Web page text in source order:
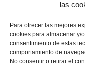
las
Para ofrecer las mejores
cookies para almacenar y/
consentimiento de estas
comportamiento de
No consentir o retirar el